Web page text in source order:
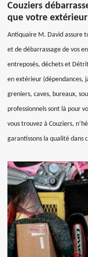
Couziers
que votre extérieur
Antiquaire M. David assure
et de débarrassage de vos
entreposés, déchets et
en extérieur (dépendances,
greniers, caves, bureaux,
professionnels sont là pour
vous trouvez à Couziers,
garantissons la qualité dans